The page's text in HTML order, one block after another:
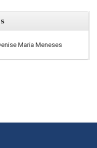
Maria Meneses